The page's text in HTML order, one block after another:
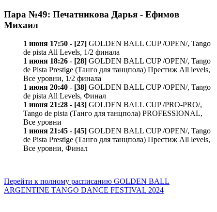
Пара №49: Печатникова Дарья - Ефимов
Михаил
1 июня 17:50 - [27] GOLDEN BALL CUP /OPEN/, Tango
de pista All Levels, 1/2 финала
1 июня 18:26 - [28] GOLDEN BALL CUP /OPEN/, Tango
de Pista Prestige (Танго для танцпола) Престиж All levels,
Все уровни, 1/2 финала
1 июня 20:40 - [38] GOLDEN BALL CUP /OPEN/, Tango
de pista All Levels, Финал
1 июня 21:28 - [43] GOLDEN BALL CUP /PRO-PRO/,
Tango de pista (Танго для танцпола) PROFESSIONAL,
Все уровни
1 июня 21:45 - [45] GOLDEN BALL CUP /OPEN/, Tango
de Pista Prestige (Танго для танцпола) Престиж All levels,
Все уровни, Финал
Перейти к полному расписанию GOLDEN BALL
ARGENTINE TANGO DANCE FESTIVAL 2024